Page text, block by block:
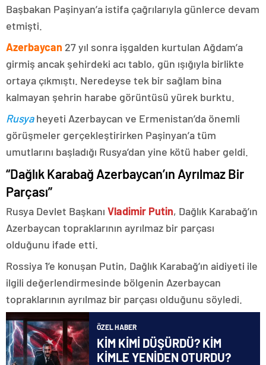
Başbakan Paşinyan’a istifa çağrılarıyla günlerce devam
etmişti.
Azerbaycan 27 yıl sonra işgalden kurtulan Ağdam’a
girmiş ancak şehirdeki acı tablo, gün ışığıyla birlikte
ortaya çıkmıştı. Neredeyse tek bir sağlam bina
kalmayan şehrin harabe görüntüsü yürek burktu.
Rusyaheyeti Azerbaycan ve Ermenistan’da önemli
görüşmeler gerçekleştirirken Paşinyan’a tüm
umutlarını başladığı Rusya’dan yine kötü haber geldi.
“Dağlık Karabağ Azerbaycan’ın Ayrılmaz Bir
Parçası”
Rusya Devlet Başkanı Vladimir Putin, Dağlık Karabağ’ın
Azerbaycan topraklarının ayrılmaz bir parçası
olduğunu ifade etti.
Rossiya 1’e konuşan Putin, Dağlık Karabağ’ın aidiyeti ile
ilgili değerlendirmesinde bölgenin Azerbaycan
topraklarının ayrılmaz bir parçası olduğunu söyledi.
ÖZEL HABER
KİM KİMİ DÜŞÜRDÜ? KİM
KİMLE YENİDEN OTURDU?